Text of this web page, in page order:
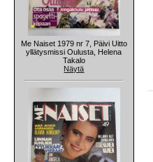
Me Naiset 1979 nr 7, Päivi Uitto
yllätysmissi Oulusta, Helena
Takalo
Näytä